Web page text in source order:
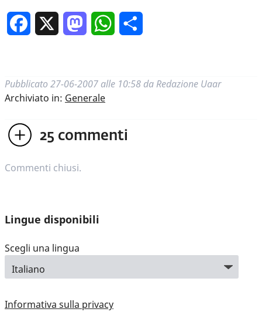
Facebook MastodonWhatsApp
Pubblicato 27-06-2007 alle 10:58 da Redazione Uaar
Archiviato in: Generale
25 commenti
Commenti chiusi.
Lingue disponibili
Scegli una lingua
Informativa sulla privacy